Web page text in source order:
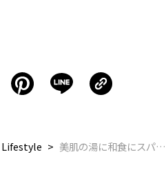
Lifestyle 美肌の湯に和食にスパ